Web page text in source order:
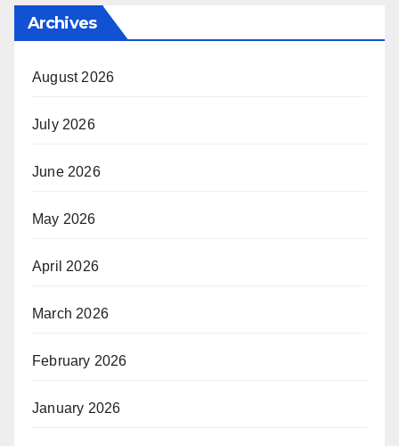
Archives
August 2026
July 2026
June 2026
May 2026
April 2026
March 2026
February 2026
January 2026